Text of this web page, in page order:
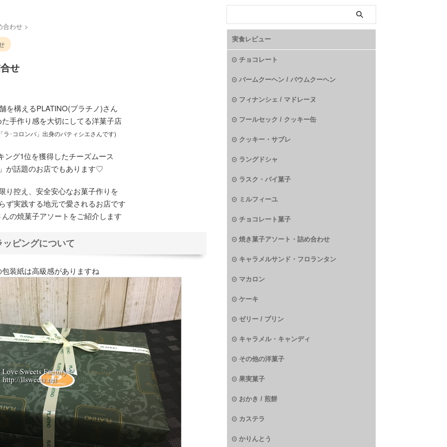
合わせ >
せ
を構えるPLATINO(プラチノ)さん
手作り感を大切にしてる洋菓子店
ラ･コロンバ」出身のパティシエさんです)
ング1位を獲得したチーズムース
が話題のお店でもあります♡
り控え、安全安心なお菓子作りを
ず実践する地元で愛されるお店です
の焼菓子アソートをご紹介します
ッピングについて
装紙は高級感がありますね
実食レビュー
チョコレート
バームクーヘン / バウムクーヘン
フィナンシェ / マドレーヌ
フールセック / クッキー缶
クッキー・サブレ
ラングドシャ
ラスク・パイ菓子
ミルフィーユ
チョコレート菓子
焼き菓子アソート・詰め合わせ
キャラメルサンド・フロランタン
マカロン
ケーキ
ゼリー / プリン
キャラメル・キャンディ
その他の洋菓子
果実菓子
おかき / 煎餅
カステラ
かりんとう